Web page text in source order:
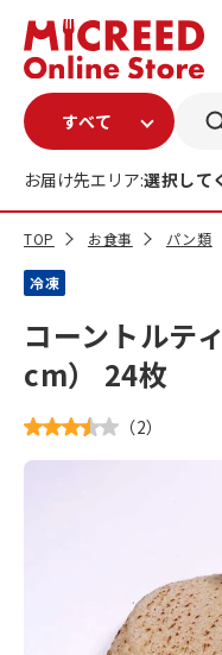
お届け先エリア:選択して
TOP お食事 パン類
冷凍
コーントルテ
cm） 24枚
（2）